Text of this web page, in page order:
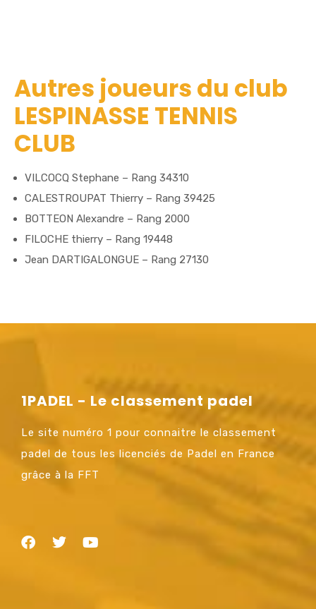
Autres joueurs du club
LESPINASSE TENNIS
CLUB
VILCOCQ Stephane – Rang 34310
CALESTROUPAT Thierry – Rang 39425
BOTTEON Alexandre – Rang 2000
FILOCHE thierry – Rang 19448
Jean DARTIGALONGUE – Rang 27130
1PADEL - Le classement padel
Le site numéro 1 pour connaitre le classement
padel de tous les licenciés de Padel en France
grâce à la FFT